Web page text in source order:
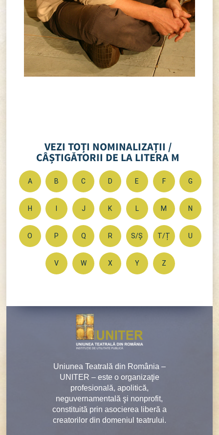
VEZI TOȚI NOMINALIZAȚII /
CÂȘTIGĂTORII DE LA LITERA M
A B C D E F G
H J K L M N
O P Q R S/Ș T/Ț U
V W X Y Z
Uniunea Teatrală din România –
UNITER – este o organizaţie
profesională, apolitică,
neguvernamentală şi nonprofit,
constituită prin asocierea liberă a
creatorilor din domeniul teatrului.